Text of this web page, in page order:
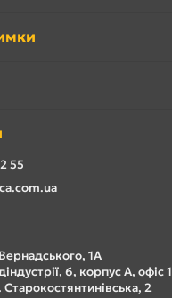
55
1А
6, корпус А, офіс 1
2